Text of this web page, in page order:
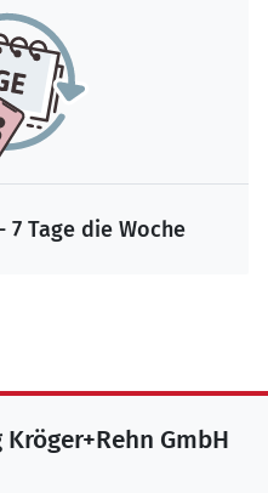
Tage die Woche
GmbH